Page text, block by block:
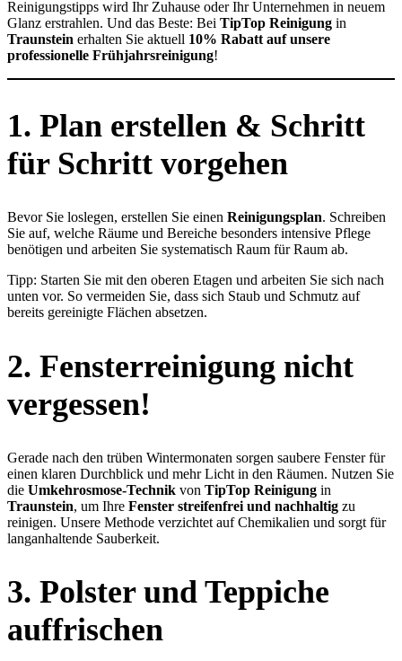
Reinigungstipps wird Ihr Zuhause oder Ihr Unternehmen in neuem
Glanz erstrahlen. Und das Beste: Bei TipTop Reinigung in
Traunstein erhalten Sie aktuell 10% Rabatt auf unsere
professionelle Frühjahrsreinigung!
1. Plan erstellen & Schritt
für Schritt vorgehen
Bevor Sie loslegen, erstellen Sie einen Reinigungsplan. Schreiben
Sie auf, welche Räume und Bereiche besonders intensive Pflege
benötigen und arbeiten Sie systematisch Raum für Raum ab.
Tipp: Starten Sie mit den oberen Etagen und arbeiten Sie sich nach
unten vor. So vermeiden Sie, dass sich Staub und Schmutz auf
bereits gereinigte Flächen absetzen.
2. Fensterreinigung nicht
vergessen!
Gerade nach den trüben Wintermonaten sorgen saubere Fenster für
einen klaren Durchblick und mehr Licht in den Räumen. Nutzen Sie
die Umkehrosmose-Technik von TipTop Reinigung in
Traunstein, um Ihre Fenster streifenfrei und nachhaltig zu
reinigen. Unsere Methode verzichtet auf Chemikalien und sorgt für
langanhaltende Sauberkeit.
3. Polster und Teppiche
auffrischen